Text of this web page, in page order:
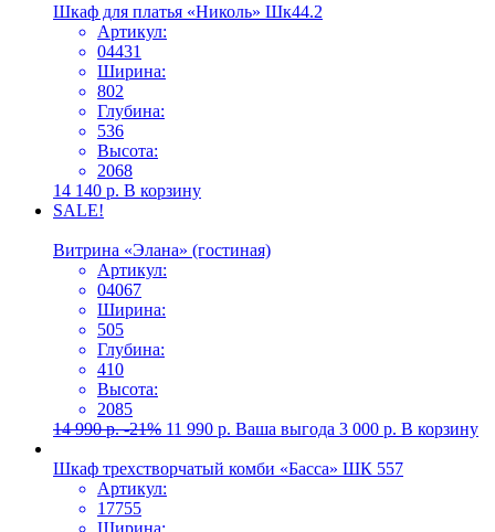
Шкаф для платья «Николь» Шк44.2
Артикул:
04431
Ширина:
802
Глубина:
536
Высота:
2068
14 140 р. В корзину
SALE!
Витрина «Элана» (гостиная)
Артикул:
04067
Ширина:
505
Глубина:
410
Высота:
2085
14 990р. -21% 11 990 р. Ваша выгода 3 000 р. В корзину
Шкаф трехстворчатый комби «Басса» ШК 557
Артикул:
17755
Ширина: